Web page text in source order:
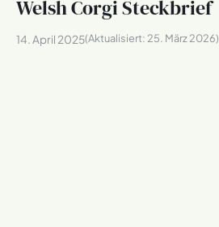
Welsh Corgi Steckbrief
14. April 2025(Aktualisiert: 25. März 2026)